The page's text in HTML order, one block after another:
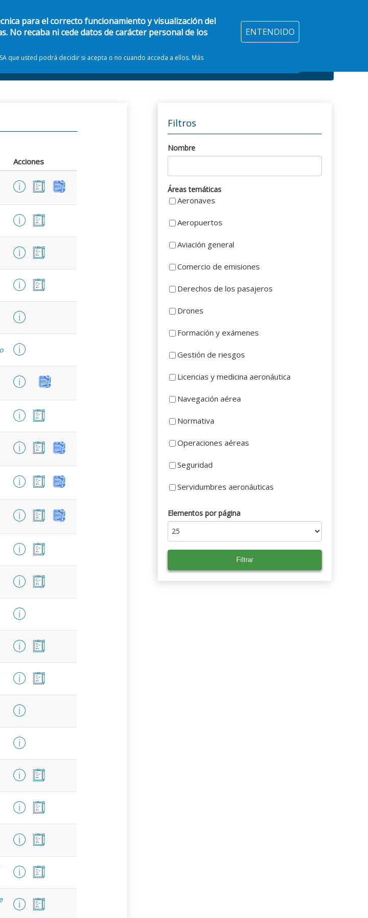
para el correcto funcionamiento y visualización del
No recaba ni cede datos de carácter personal de los
que usted podrá decidir si acepta o no cuando acceda a ellos. Más
ENTENDIDO
Acciones
Filtros
Nombre
Áreas temáticas
Aeronaves
Aeropuertos
Aviación general
Comercio de emisiones
Derechos de los pasajeros
Drones
Formación y exámenes
Gestión de riesgos
Licencias y medicina aeronáutica
Navegación aérea
Normativa
Operaciones aéreas
Seguridad
Servidumbres aeronáuticas
Elementos por página